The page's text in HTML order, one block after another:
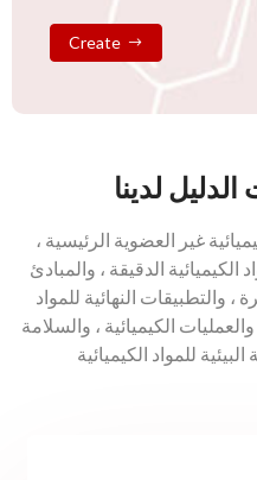
Create
لدينا
غير العضوية الرئيسية ،
الكيميائية الدقيقة ، والمبادئ
، والتطبيقات النهائية للمواد
والعمليات الكيميائية ، والسلامة